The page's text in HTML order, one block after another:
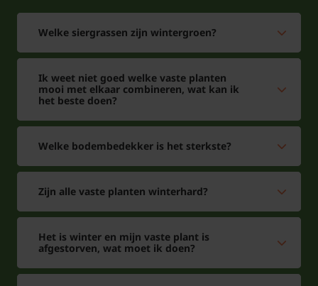
Welke siergrassen zijn wintergroen?
Ik weet niet goed welke vaste planten
mooi met elkaar combineren, wat kan ik
het beste doen?
Welke bodembedekker is het sterkste?
Zijn alle vaste planten winterhard?
Het is winter en mijn vaste plant is
afgestorven, wat moet ik doen?